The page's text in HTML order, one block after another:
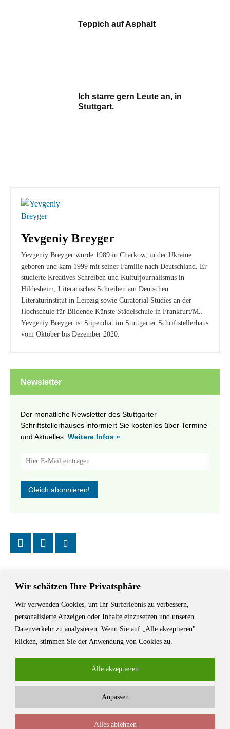
Wir schätzen Ihre Privatsphäre
Wir verwenden Cookies, um Ihr Surferlebnis zu verbessern,
personalisierte Anzeigen oder Inhalte einzusetzen und unseren
Datenverkehr zu analysieren. Wenn Sie auf „Alle akzeptieren"
klicken, stimmen Sie der Anwendung von Cookies zu.
Anpassen
Alles ablehnen
Alle akzeptieren
Teppich auf Asphalt
Ich starre gern Leute an, in
Stuttgart.
Yevgeniy Breyger
Yevgeniy Breyger wurde 1989 in Charkow, in der Ukraine
geboren und kam 1999 mit seiner Familie nach Deutschland. Er
studierte Kreatives Schreiben und Kulturjournalismus in
Hildesheim, Literarisches Schreiben am Deutschen
Literaturinstitut in Leipzig sowie Curatorial Studies an der
Hochschule für Bildende Künste Städelschule in Frankfurt/M..
Yevgeniy Breyger ist Stipendiat im Stuttgarter Schriftstellerhaus
vom Oktober bis Dezember 2020.
Newsletter
Der monatliche Newsletter des Stuttgarter
Schriftstellerhauses informiert Sie kostenlos über Termine
und Aktuelles. Weitere Infos »
Das Schriftstellerhaus ist ein beliebter Treffpunkt für Autorinnen und
Autoren aus Stuttgart und der Region sowie ein Veranstaltungsort für
Lesungen, Tagungen und Schreibwerkstätten.
© Stuttgarter Schriftstellerhaus